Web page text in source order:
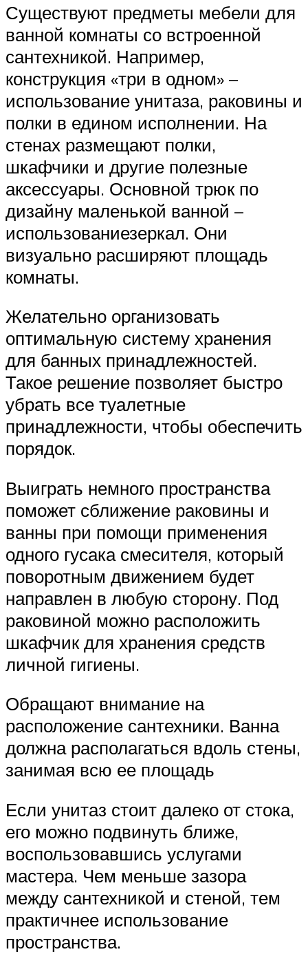
Существуют предметы мебели для
ванной комнаты со встроенной
сантехникой. Например,
конструкция «три в одном» –
использование унитаза, раковины и
полки в едином исполнении. На
стенах размещают полки,
шкафчики и другие полезные
аксессуары. Основной трюк по
дизайну маленькой ванной –
использованиезеркал. Они
визуально расширяют площадь
комнаты.
Желательно организовать
оптимальную систему хранения
для банных принадлежностей.
Такое решение позволяет быстро
убрать все туалетные
принадлежности, чтобы обеспечить
порядок.
Выиграть немного пространства
поможет сближение раковины и
ванны при помощи применения
одного гусака смесителя, который
поворотным движением будет
направлен в любую сторону. Под
раковиной можно расположить
шкафчик для хранения средств
личной гигиены.
Обращают внимание на
расположение сантехники. Ванна
должна располагаться вдоль стены,
занимая всю ее площадь
Если унитаз стоит далеко от стока,
его можно подвинуть ближе,
воспользовавшись услугами
мастера. Чем меньше зазора
между сантехникой и стеной, тем
практичнее использование
пространства.